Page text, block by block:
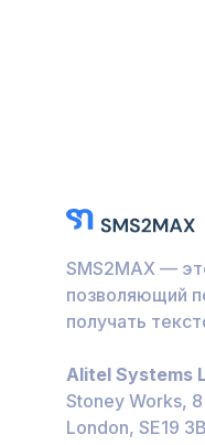
SMS2MAX —
позволяющий
получать
Alitel Systems
Stoney Works,
London, SE19